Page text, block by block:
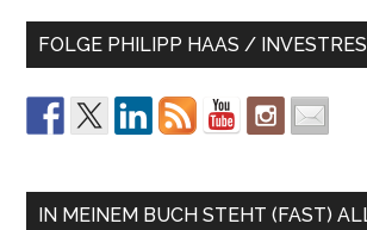
FOLGE PHILIPP HAAS /
IN MEINEM BUCH STEHT (FAST)